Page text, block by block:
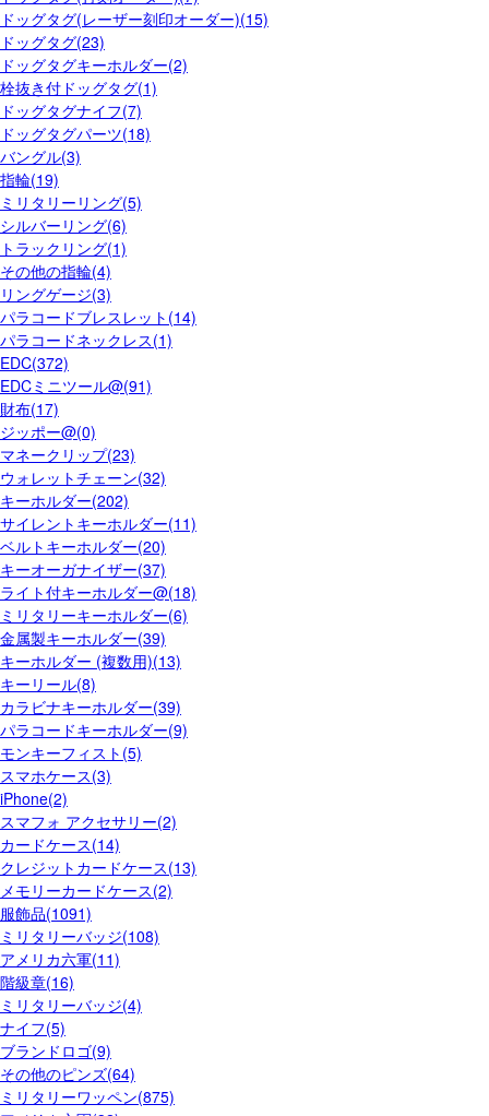
ドッグタグ(レーザー刻印オーダー)(15)
ドッグタグ(23)
ドッグタグキーホルダー(2)
栓抜き付ドッグタグ(1)
ドッグタグナイフ(7)
ドッグタグパーツ(18)
バングル(3)
指輪(19)
ミリタリーリング(5)
シルバーリング(6)
トラックリング(1)
その他の指輪(4)
リングゲージ(3)
パラコードブレスレット(14)
パラコードネックレス(1)
EDC(372)
EDCミニツール@(91)
財布(17)
ジッポー@(0)
マネークリップ(23)
ウォレットチェーン(32)
キーホルダー(202)
サイレントキーホルダー(11)
ベルトキーホルダー(20)
キーオーガナイザー(37)
ライト付キーホルダー@(18)
ミリタリーキーホルダー(6)
金属製キーホルダー(39)
キーホルダー (複数用)(13)
キーリール(8)
カラビナキーホルダー(39)
パラコードキーホルダー(9)
モンキーフィスト(5)
スマホケース(3)
iPhone(2)
スマフォ アクセサリー(2)
カードケース(14)
クレジットカードケース(13)
メモリーカードケース(2)
服飾品(1091)
ミリタリーバッジ(108)
アメリカ六軍(11)
階級章(16)
ミリタリーバッジ(4)
ナイフ(5)
ブランドロゴ(9)
その他のピンズ(64)
ミリタリーワッペン(875)